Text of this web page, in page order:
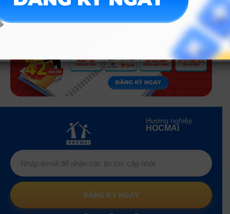
Hướng nghiệp
HOCMAI
ĐĂNG KÝ NGAY